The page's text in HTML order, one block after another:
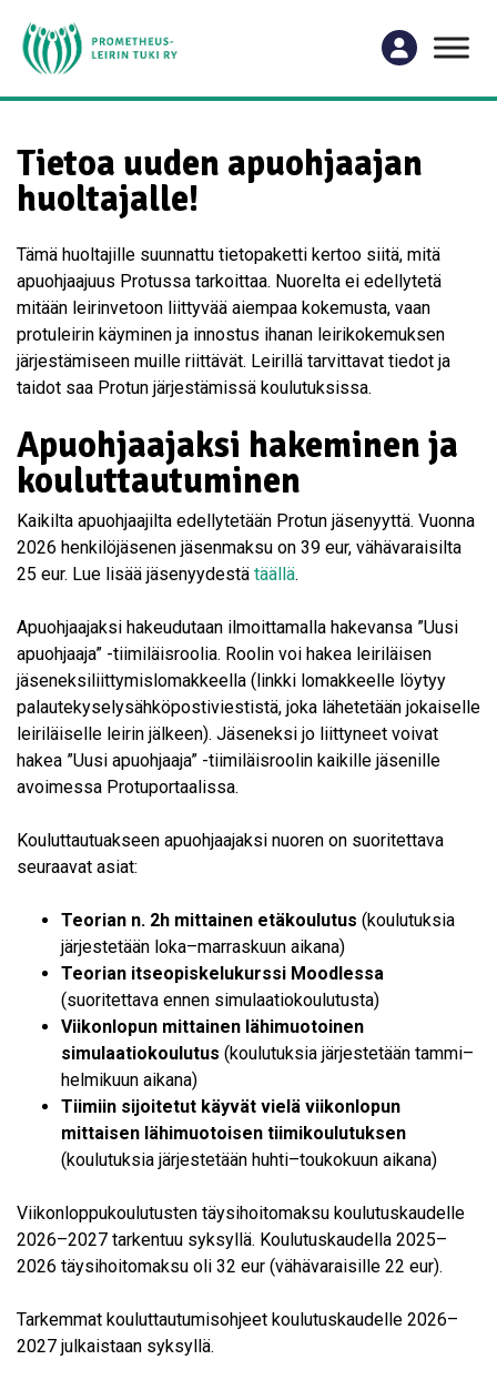
Tietoa uuden apuohjaajan
huoltajalle!
Tämä huoltajille suunnattu tietopaketti kertoo siitä, mitä
apuohjaajuus Protussa tarkoittaa. Nuorelta ei edellytetä
mitään leirinvetoon liittyvää aiempaa kokemusta, vaan
protuleirin käyminen ja innostus ihanan leirikokemuksen
järjestämiseen muille riittävät. Leirillä tarvittavat tiedot ja
taidot saa Protun järjestämissä koulutuksissa.
Apuohjaajaksi hakeminen ja
kouluttautuminen
Kaikilta apuohjaajilta edellytetään Protun jäsenyyttä. Vuonna
2026 henkilöjäsenen jäsenmaksu on 39 eur, vähävaraisilta
25 eur. Lue lisää jäsenyydestä täällä.
Apuohjaajaksi hakeudutaan ilmoittamalla hakevansa ”Uusi
apuohjaaja” -tiimiläisroolia. Roolin voi hakea leiriläisen
jäseneksiliittymislomakkeella (linkki lomakkeelle löytyy
palautekyselysähköpostiviestistä, joka lähetetään jokaiselle
leiriläiselle leirin jälkeen). Jäseneksi jo liittyneet voivat
hakea ”Uusi apuohjaaja” -tiimiläisroolin kaikille jäsenille
avoimessa Protuportaalissa.
Kouluttautuakseen apuohjaajaksi nuoren on suoritettava
seuraavat asiat:
Teorian n. 2h mittainen etäkoulutus (koulutuksia
järjestetään loka–marraskuun aikana)
Teorian itseopiskelukurssi Moodlessa
(suoritettava ennen simulaatiokoulutusta)
Viikonlopun mittainen lähimuotoinen
simulaatiokoulutus (koulutuksia järjestetään tammi–
helmikuun aikana)
Tiimiin sijoitetut käyvät vielä viikonlopun
mittaisen lähimuotoisen tiimikoulutuksen
(koulutuksia järjestetään huhti–toukokuun aikana)
Viikonloppukoulutusten täysihoitomaksu koulutuskaudelle
2026–2027 tarkentuu syksyllä. Koulutuskaudella 2025–
2026 täysihoitomaksu oli 32 eur (vähävaraisille 22 eur).
Tarkemmat kouluttautumisohjeet koulutuskaudelle 2026–
2027 julkaistaan syksyllä.